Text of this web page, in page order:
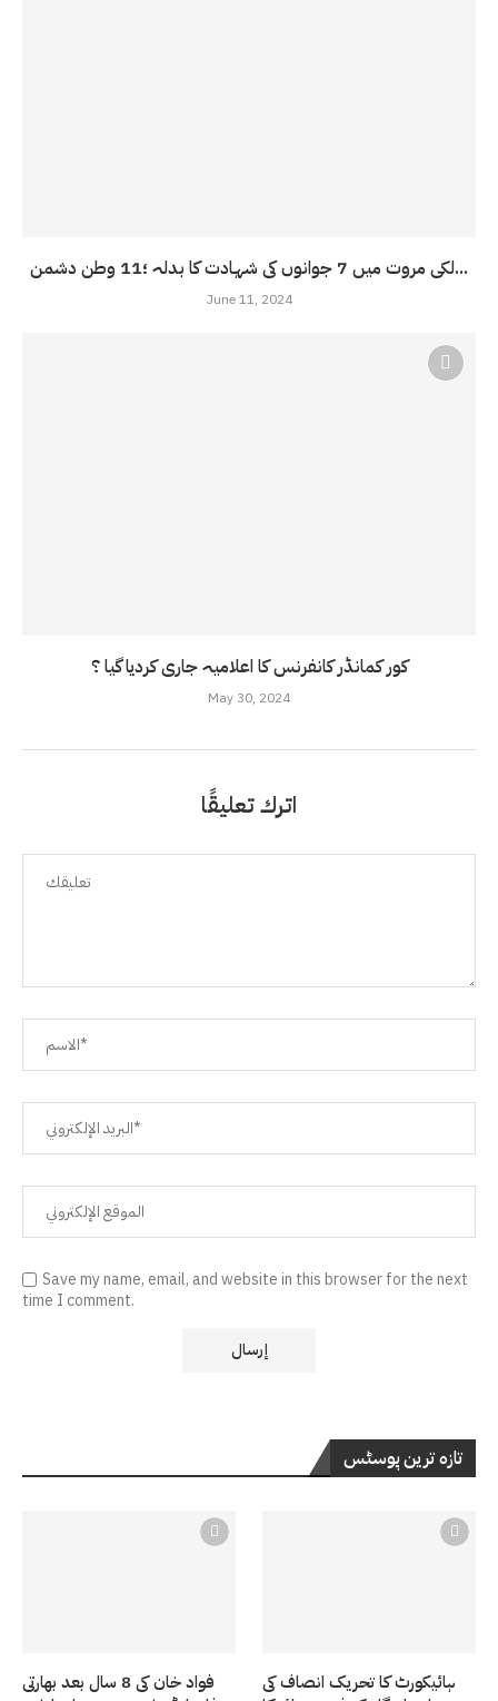
لکی مروت میں 7 جوانوں کی شہادت کا بدلہ ؛11 وطن دشمن...
June 11, 2024
کور کمانڈر کانفرنس کا اعلامیہ جاری کردیا گیا ؟
May 30, 2024
اترك تعليقًا
Save my name, email, and website in this browser for the next
time I comment.
تازہ ترین پوسٹس
فواد خان کی 8 سال بعد بھارتی
ہائیکورٹ کا تحریک انصاف کی